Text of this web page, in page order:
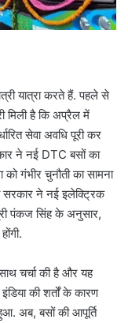
यात्रा करते हैं. पहले से
मिली है कि अप्रैल में
सेवा अवधि पूरी कर
ने नई DTC बसों का
गंभीर चुनौती का सामना
सरकार ने नई इलेक्ट्रिक
पंकज सिंह के अनुसार,
चर्चा की है और यह
की शर्तों के कारण
अब, बसों की आपूर्ति